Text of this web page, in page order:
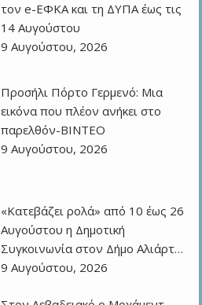
τον e-ΕΦΚΑ και τη ΔΥΠΑ έως τις
14 Αυγούστου
9 Αυγούστου, 2026
Προσήλι Πόρτο Γερμενό: Μια
εικόνα που πλέον ανήκει στο
παρελθόν-ΒΙΝΤΕΟ
9 Αυγούστου, 2026
«Κατεβάζει ρολά» από 10 έως 26
Αυγούστου η Δημοτική
Συγκοινωνία στον Δήμο Αλιάρτ…
9 Αυγούστου, 2026